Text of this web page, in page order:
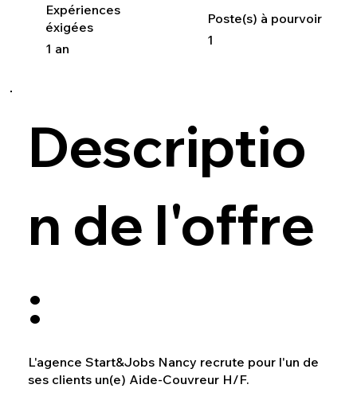
Expériences
éxigées
1 an
Poste(s) à pourvoir
1
Descriptio
n de l'offre
:
L'agence Start&Jobs Nancy recrute pour l'un de
ses clients un(e) Aide-Couvreur H/F.